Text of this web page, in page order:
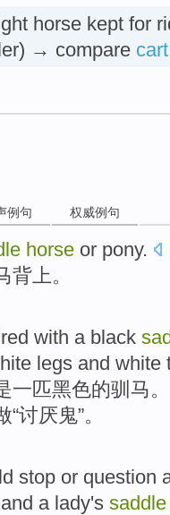
horse kept for
→ compare
例句 权威例句
horse or pony.
背上。
with a black
legs and white
一匹黑色的驯马。
“讨厌鬼”。
stop or question
and a lady's